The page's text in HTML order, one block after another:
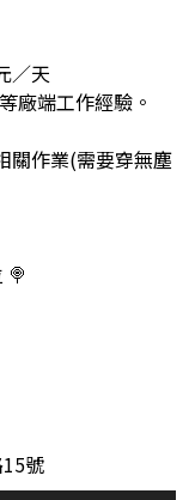
／天
廠端工作經驗。
關作業(需要穿無塵
🍭
號